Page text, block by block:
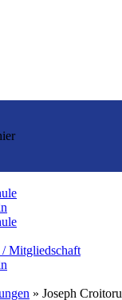
Mitgliedschaft
» Joseph Croitoru